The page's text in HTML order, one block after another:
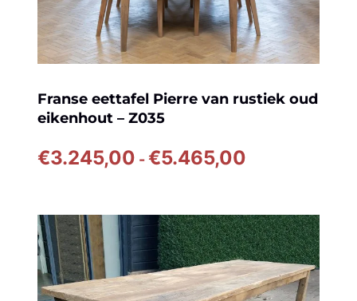
Franse eettafel Pierre van rustiek oud
eikenhout – Z035
€3.245,00 -€5.465,00
€5.465,00